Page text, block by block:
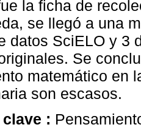
la ficha de
se llegó a una
datos SciELO y 3
Se
matemático en
son escasos.
: